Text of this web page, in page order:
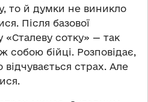
то й думки не виникло
Після базової
«Сталеву сотку» — так
собою бійці. Розповідає,
страх. Але